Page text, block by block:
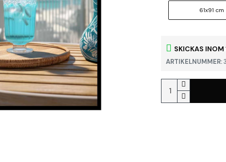
SKICKAS INOM
ARTIKELNUMMER:
61x91 cm